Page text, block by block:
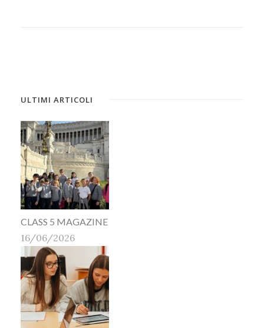
ULTIMI ARTICOLI
CLASS 5 MAGAZINE
16/06/2026